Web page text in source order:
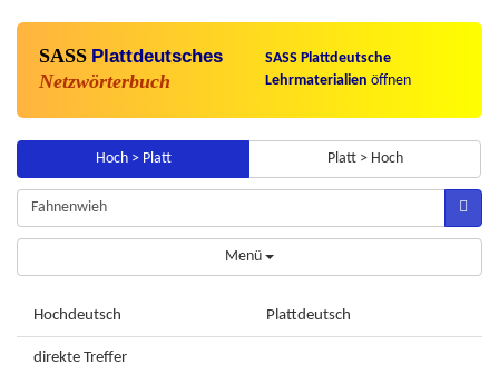
SASS Plattdeutsches
Netzwörterbuch
SASS Plattdeutsche
Lehrmaterialien öffnen
Hoch > Platt Platt > Hoch
Menü
Hochdeutsch Plattdeutsch
direkte Treffer